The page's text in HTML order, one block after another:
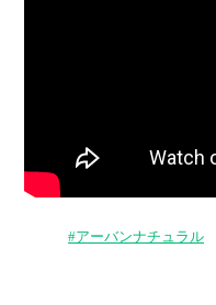
#アーバンナチュラル